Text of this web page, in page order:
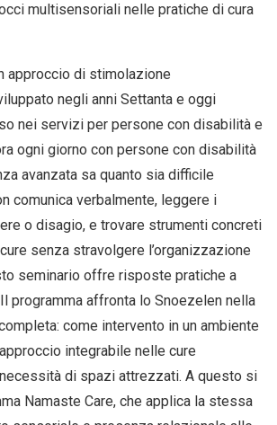
multisensoriali nelle pratiche di cura
approccio di stimolazione
negli anni Settanta e oggi
nei servizi per persone con disabilità e
ogni giorno con persone con disabilità
avanzata sa quanto sia difficile
comunica verbalmente, leggere i
o disagio, e trovare strumenti concreti
senza stravolgere l’organizzazione
seminario offre risposte pratiche a
programma affronta lo Snoezelen nella
come intervento in un ambiente
integrabile nelle cure
di spazi attrezzati. A questo si
Namaste Care, che applica la stessa